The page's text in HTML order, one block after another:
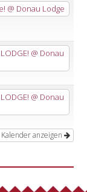
@ Donau Lodge
@ Donau
@ Donau
Kalender anzeigen